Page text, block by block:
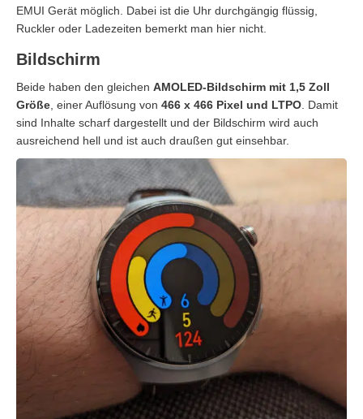
EMUI Gerät möglich. Dabei ist die Uhr durchgängig flüssig,
Ruckler oder Ladezeiten bemerkt man hier nicht.
Bildschirm
Beide haben den gleichen AMOLED-Bildschirm mit 1,5 Zoll
Größe , einer Auflösung von 466 x 466 Pixel und LTPO . Damit
sind Inhalte scharf dargestellt und der Bildschirm wird auch
ausreichend hell und ist auch draußen gut einsehbar.